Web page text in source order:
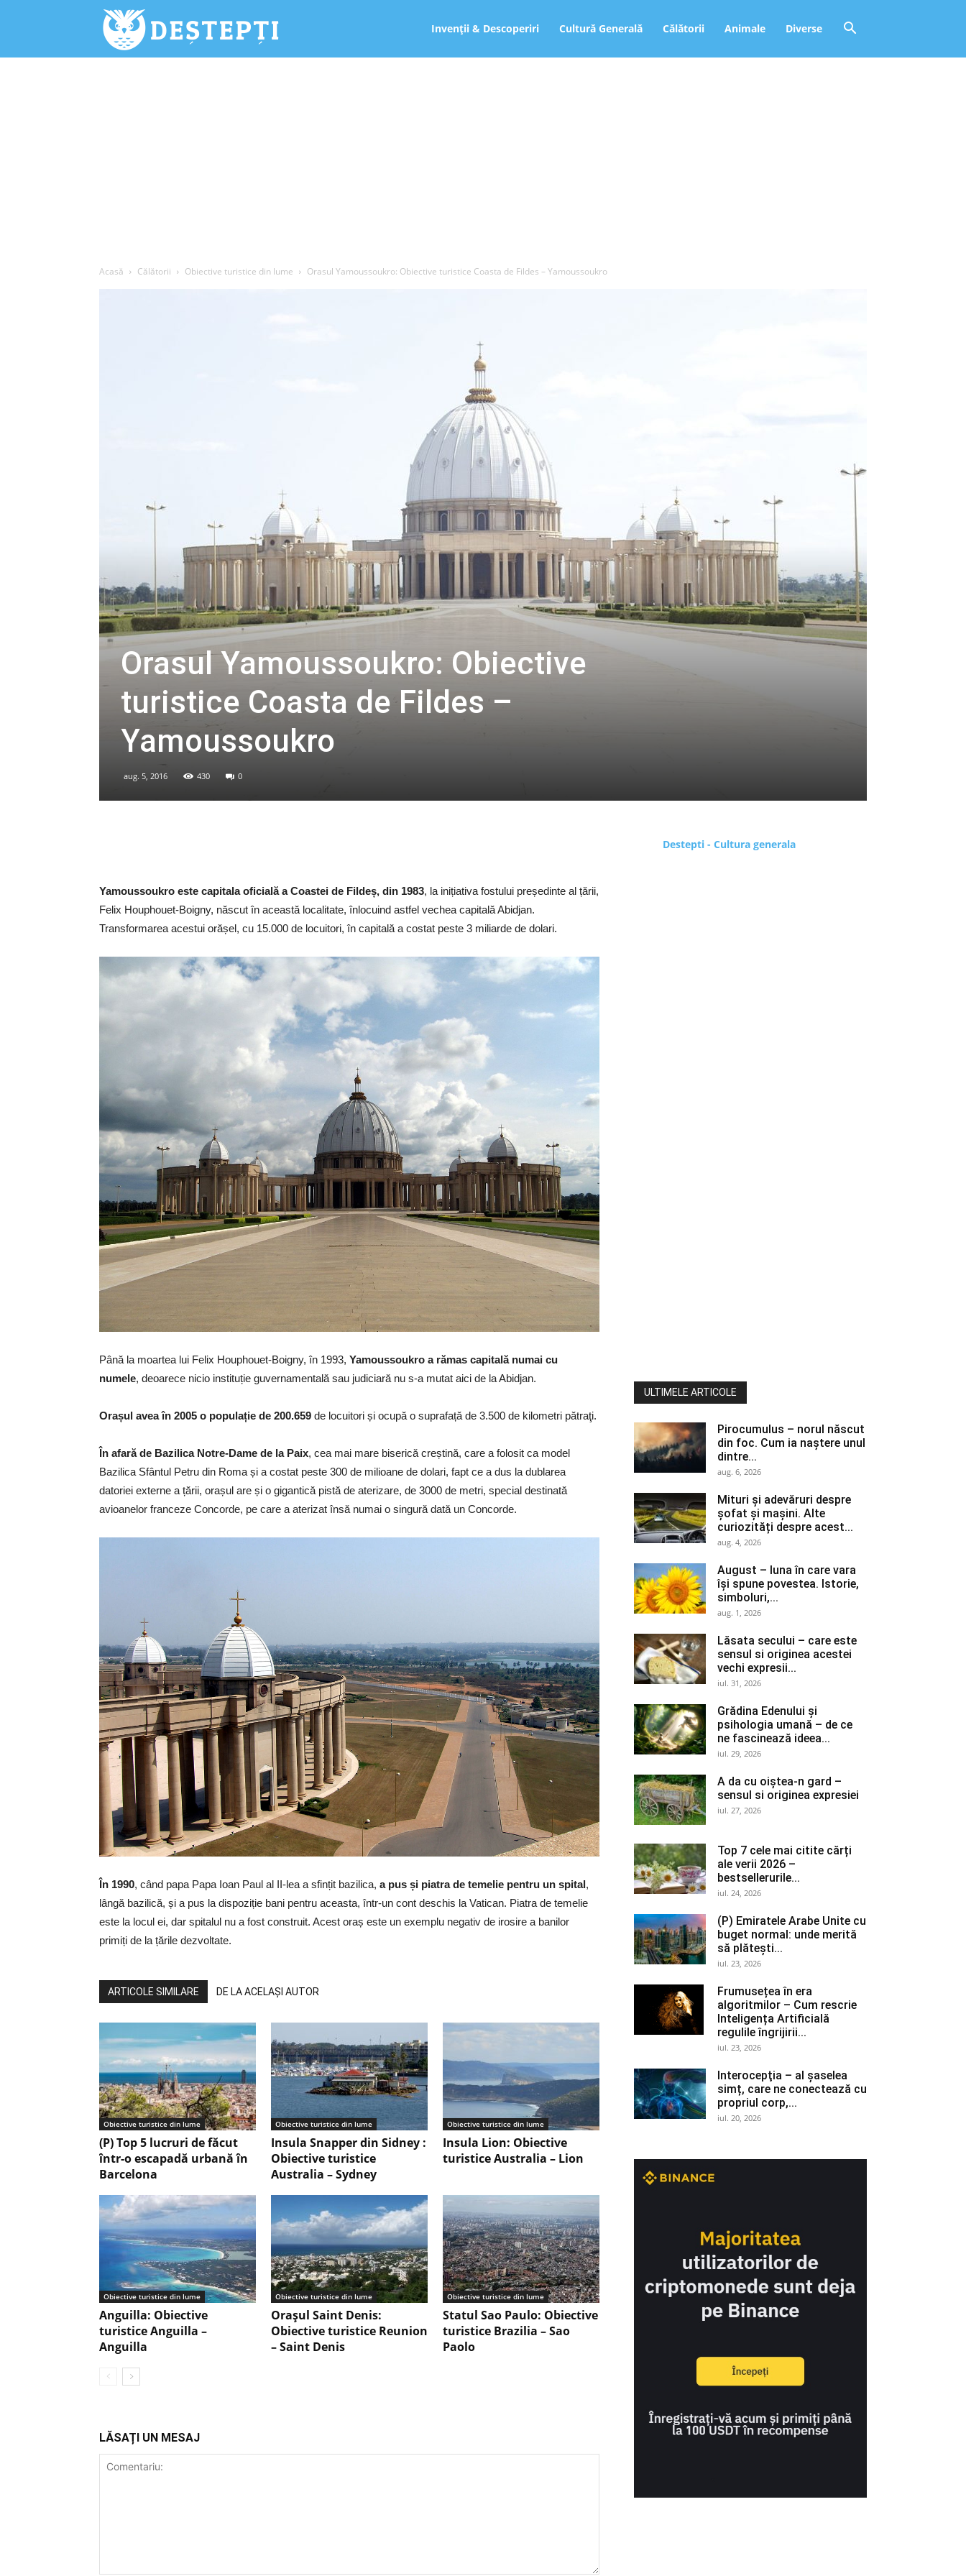
Deștepți.ro Invenții & Descoperiri Cultură Generală Călătorii Animale Diverse
Acasă Călătorii Obiective turistice din lume Orasul Yamoussoukro: Obiective turistice Coasta de Fildes – Yamoussoukro
Orasul Yamoussoukro: Obiective
turistice Coasta de Fildes –
Yamoussoukro
aug. 5, 2016 430 0
Yamoussoukro este capitala oficială a Coastei de Fildeș, din 1983, la inițiativa fostului președinte al țării,
Felix Houphouet-Boigny, născut în această localitate, înlocuind astfel vechea capitală Abidjan.
Transformarea acestui orășel, cu 15.000 de locuitori, în capitală a costat peste 3 miliarde de dolari.
Până la moartea lui Felix Houphouet-Boigny, în 1993, Yamoussoukro a rămas capitală numai cu
numele, deoarece nicio instituție guvernamentală sau judiciară nu s-a mutat aici de la Abidjan.
Orașul avea în 2005 o populație de 200.659 de locuitori și ocupă o suprafață de 3.500 de kilometri pătraţi.
În afară de Bazilica Notre-Dame de la Paix, cea mai mare biserică creștină, care a folosit ca model
Bazilica Sfântul Petru din Roma și a costat peste 300 de milioane de dolari, fapt ce a dus la dublarea
datoriei externe a țării, orașul are și o gigantică pistă de aterizare, de 3000 de metri, special destinată
avioanelor franceze Concorde, pe care a aterizat însă numai o singură dată un Concorde.
În 1990, când papa Papa Ioan Paul al II-lea a sfințit bazilica, a pus și piatra de temelie pentru un spital,
lângă bazilică, și a pus la dispoziție bani pentru aceasta, într-un cont deschis la Vatican. Piatra de temelie
este la locul ei, dar spitalul nu a fost construit. Acest oraș este un exemplu negativ de irosire a banilor
primiți de la țările dezvoltate.
ARTICOLE SIMILARE DE LA ACELAȘI AUTOR
Obiective turistice din lume
(P) Top 5 lucruri de făcut
într-o escapadă urbană în
Barcelona
Obiective turistice din lume
Insula Snapper din Sidney :
Obiective turistice
Australia – Sydney
Obiective turistice din lume
Insula Lion: Obiective
turistice Australia – Lion
Obiective turistice din lume
Anguilla: Obiective
turistice Anguilla –
Anguilla
Obiective turistice din lume
Orașul Saint Denis:
Obiective turistice Reunion
– Saint Denis
Obiective turistice din lume
Statul Sao Paulo: Obiective
turistice Brazilia – Sao
Paolo
LĂSAȚI UN MESAJ
Destepti - Cultura generala
ULTIMELE ARTICOLE
Pirocumulus – norul născut
din foc. Cum ia naștere unul
dintre...
aug. 6, 2026
Mituri și adevăruri despre
șofat și mașini. Alte
curiozități despre acest...
aug. 4, 2026
August – luna în care vara
își spune povestea. Istorie,
simboluri,...
aug. 1, 2026
Lăsata secului – care este
sensul si originea acestei
vechi expresii...
iul. 31, 2026
Grădina Edenului și
psihologia umană – de ce
ne fascinează ideea...
iul. 29, 2026
A da cu oiștea-n gard –
sensul si originea expresiei
iul. 27, 2026
Top 7 cele mai citite cărți
ale verii 2026 –
bestsellerurile...
iul. 24, 2026
(P) Emiratele Arabe Unite cu
buget normal: unde merită
să plătești...
iul. 23, 2026
Frumusețea în era
algoritmilor – Cum rescrie
Inteligența Artificială
regulile îngrijirii...
iul. 23, 2026
Interocepţia – al șaselea
simț, care ne conectează cu
propriul corp,...
iul. 20, 2026